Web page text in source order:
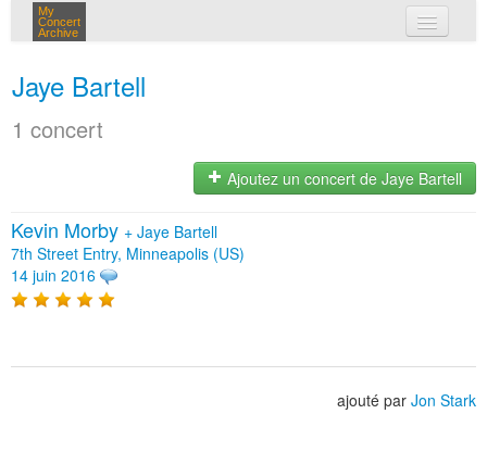
My
Concert
Archive
Jaye Bartell
1 concert
Ajoutez un concert de Jaye Bartell
Kevin Morby + Jaye Bartell
7th Street Entry, Minneapolis (US)
14 juin 2016
ajouté par Jon Stark